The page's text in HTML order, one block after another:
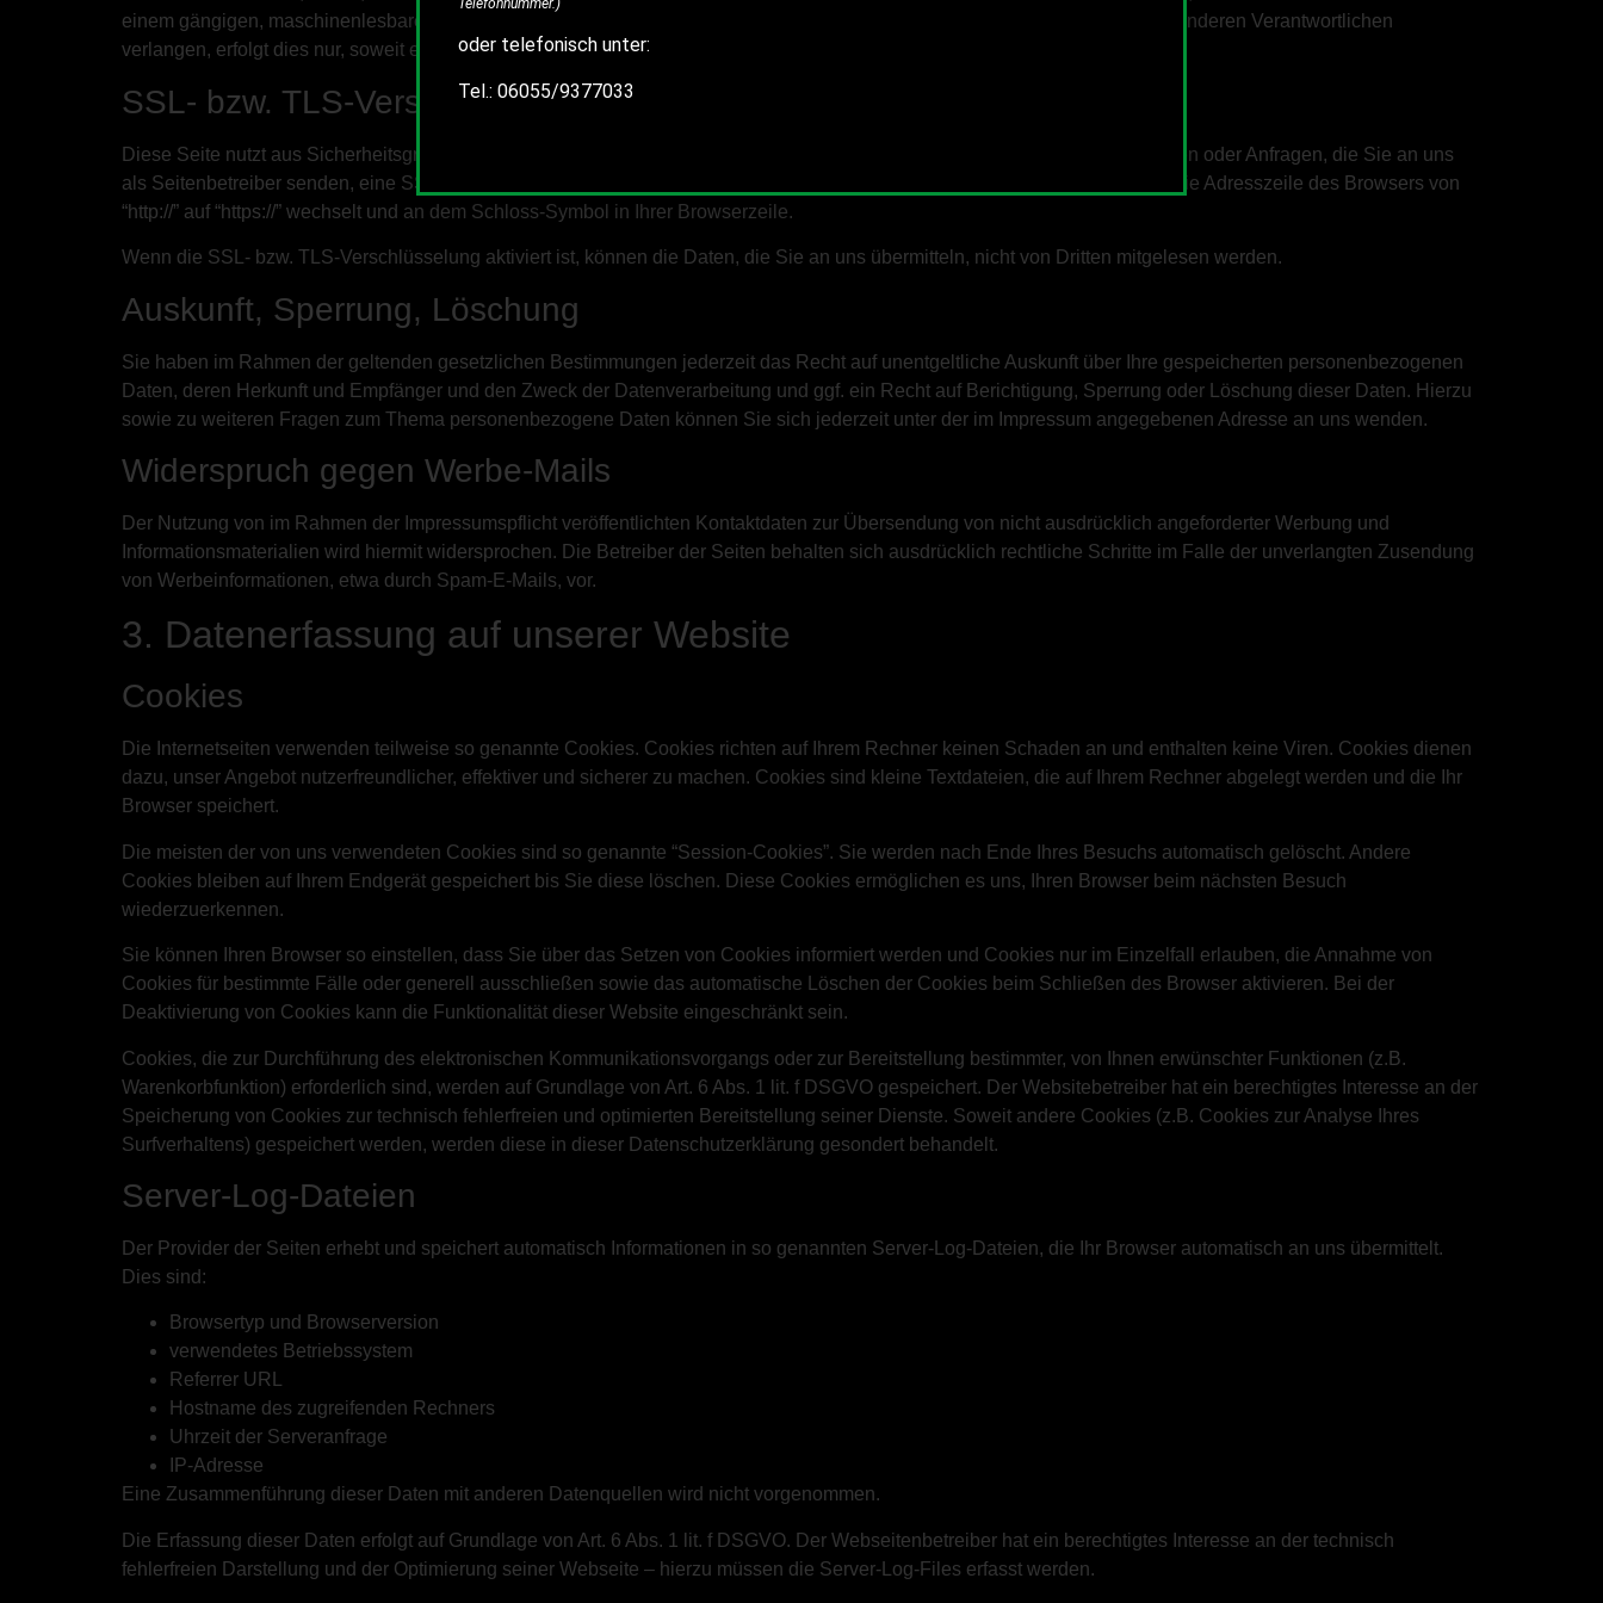
einem gängigen, maschinenlesbaren Format aushändigen zu lassen. Sofern Sie die direkte Übertragung der Daten an einen anderen Verantwortlichen
verlangen, erfolgt dies nur, soweit es technisch machbar ist.
SSL- bzw. TLS-Verschlüsselung
Diese Seite nutzt aus Sicherheitsgründen und zum Schutz der Übertragung vertraulicher Inhalte, wie zum Beispiel Bestellungen oder Anfragen, die Sie an uns
als Seitenbetreiber senden, eine SSL-bzw. TLS-Verschlüsselung. Eine verschlüsselte Verbindung erkennen Sie daran, dass die Adresszeile des Browsers von
“http://” auf “https://” wechselt und an dem Schloss-Symbol in Ihrer Browserzeile.
Wenn die SSL- bzw. TLS-Verschlüsselung aktiviert ist, können die Daten, die Sie an uns übermitteln, nicht von Dritten mitgelesen werden.
Auskunft, Sperrung, Löschung
Sie haben im Rahmen der geltenden gesetzlichen Bestimmungen jederzeit das Recht auf unentgeltliche Auskunft über Ihre gespeicherten personenbezogenen
Daten, deren Herkunft und Empfänger und den Zweck der Datenverarbeitung und ggf. ein Recht auf Berichtigung, Sperrung oder Löschung dieser Daten. Hierzu
sowie zu weiteren Fragen zum Thema personenbezogene Daten können Sie sich jederzeit unter der im Impressum angegebenen Adresse an uns wenden.
Widerspruch gegen Werbe-Mails
Der Nutzung von im Rahmen der Impressumspflicht veröffentlichten Kontaktdaten zur Übersendung von nicht ausdrücklich angeforderter Werbung und
Informationsmaterialien wird hiermit widersprochen. Die Betreiber der Seiten behalten sich ausdrücklich rechtliche Schritte im Falle der unverlangten Zusendung
von Werbeinformationen, etwa durch Spam-E-Mails, vor.
3. Datenerfassung auf unserer Website
Cookies
Die Internetseiten verwenden teilweise so genannte Cookies. Cookies richten auf Ihrem Rechner keinen Schaden an und enthalten keine Viren. Cookies dienen
dazu, unser Angebot nutzerfreundlicher, effektiver und sicherer zu machen. Cookies sind kleine Textdateien, die auf Ihrem Rechner abgelegt werden und die Ihr
Browser speichert.
Die meisten der von uns verwendeten Cookies sind so genannte “Session-Cookies”. Sie werden nach Ende Ihres Besuchs automatisch gelöscht. Andere
Cookies bleiben auf Ihrem Endgerät gespeichert bis Sie diese löschen. Diese Cookies ermöglichen es uns, Ihren Browser beim nächsten Besuch
wiederzuerkennen.
Sie können Ihren Browser so einstellen, dass Sie über das Setzen von Cookies informiert werden und Cookies nur im Einzelfall erlauben, die Annahme von
Cookies für bestimmte Fälle oder generell ausschließen sowie das automatische Löschen der Cookies beim Schließen des Browser aktivieren. Bei der
Deaktivierung von Cookies kann die Funktionalität dieser Website eingeschränkt sein.
Cookies, die zur Durchführung des elektronischen Kommunikationsvorgangs oder zur Bereitstellung bestimmter, von Ihnen erwünschter Funktionen (z.B.
Warenkorbfunktion) erforderlich sind, werden auf Grundlage von Art. 6 Abs. 1 lit. f DSGVO gespeichert. Der Websitebetreiber hat ein berechtigtes Interesse an der
Speicherung von Cookies zur technisch fehlerfreien und optimierten Bereitstellung seiner Dienste. Soweit andere Cookies (z.B. Cookies zur Analyse Ihres
Surfverhaltens) gespeichert werden, werden diese in dieser Datenschutzerklärung gesondert behandelt.
Server-Log-Dateien
Der Provider der Seiten erhebt und speichert automatisch Informationen in so genannten Server-Log-Dateien, die Ihr Browser automatisch an uns übermittelt.
Dies sind:
Browsertyp und Browserversion
verwendetes Betriebssystem
Referrer URL
Hostname des zugreifenden Rechners
Uhrzeit der Serveranfrage
IP-Adresse
Eine Zusammenführung dieser Daten mit anderen Datenquellen wird nicht vorgenommen.
Die Erfassung dieser Daten erfolgt auf Grundlage von Art. 6 Abs. 1 lit. f DSGVO. Der Webseitenbetreiber hat ein berechtigtes Interesse an der technisch
fehlerfreien Darstellung und der Optimierung seiner Webseite – hierzu müssen die Server-Log-Files erfasst werden.
Telefonnummer.)
oder telefonisch unter:
Tel.: 06055/9377033